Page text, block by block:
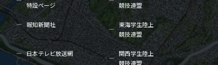
特設ページ
競技連盟
報知新聞社
東海学生陸上
競技連盟
日本テレビ放送網
関西学生陸上
競技連盟